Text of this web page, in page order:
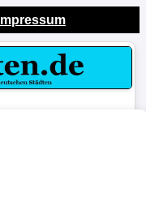
Impressum